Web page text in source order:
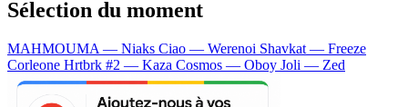
Sélection du moment
MAHMOUMA — Niaks Ciao — Werenoi Shavkat — Freeze
Corleone Hrtbrk #2 — Kaza Cosmos — Oboy Joli — Zed